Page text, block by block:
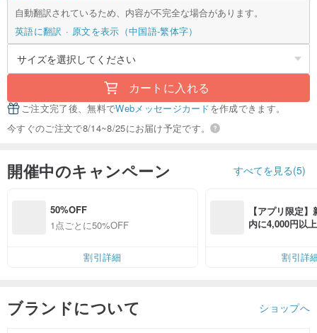
自動翻訳されているため、内容が不完全な場合があります。
英語に翻訳
原文を表示（中国語-繁体字）
カートに入れる
ご注文完了後、無料でWebメッセージカードを作成できます。
今すぐのご注文で8/14~8/25にお届け予定です。
開催中のキャンペーン すべてを見る(5)
50%OFF
1点ごとに50%OFF
割引詳細
【アプリ限定
内に4,000円以
割引詳
ブランドについて ショップへ